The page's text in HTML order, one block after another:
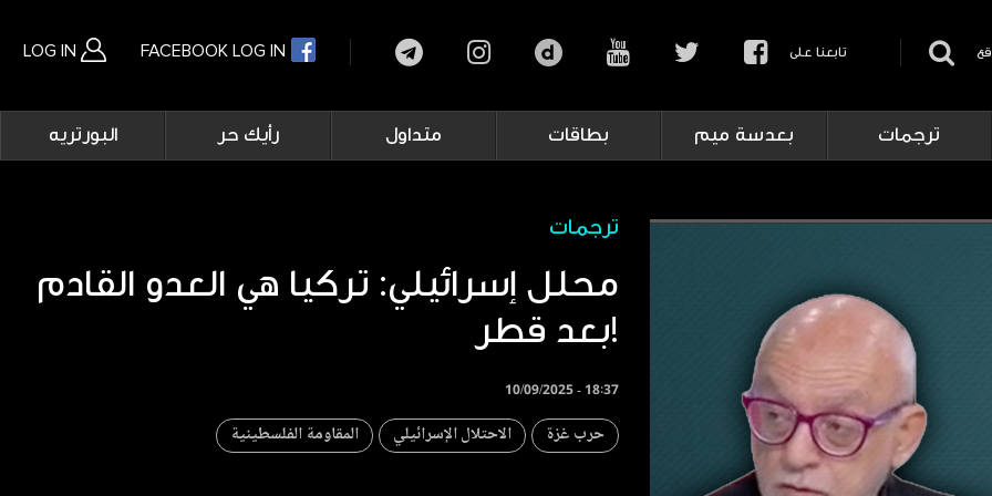
LOG IN FACEBOOK LOG IN تابعنا على
Main
navigation
ترجمات بعدسة ميم بطاقات متداول رأيك حر البورتريه
ترجمات
محلل إسرائيلي: تركيا هي العدو القادم
بعد قطر!
10/09/2025 - 18:37
حرب غزة الاحتلال الإسرائيلي المقاومة الفلسطينية